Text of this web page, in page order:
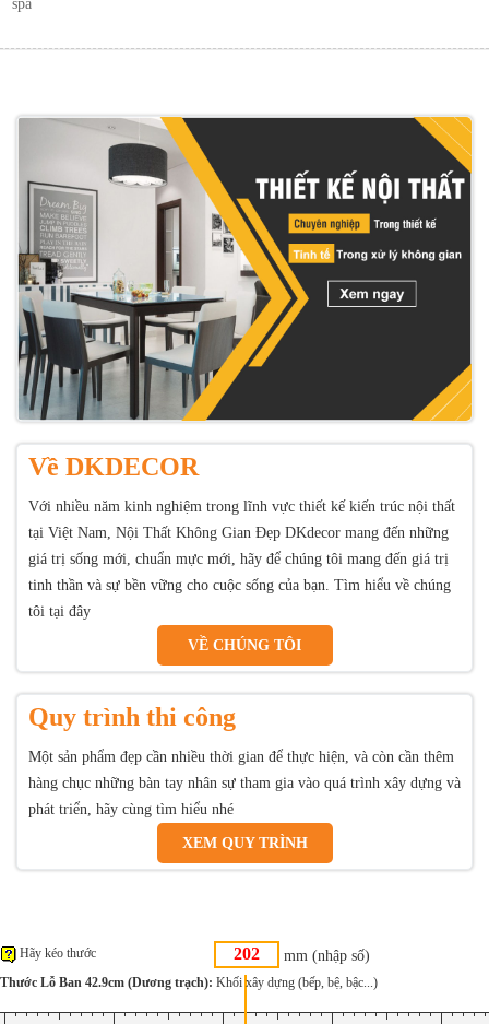
spa
Về DKDECOR
Với nhiều năm kinh nghiệm trong lĩnh vực thiết kế kiến trúc nội thất
tại Việt Nam, Nội Thất Không Gian Đẹp DKdecor mang đến những
giá trị sống mới, chuẩn mực mới, hãy để chúng tôi mang đến giá trị
tinh thần và sự bền vững cho cuộc sống của bạn. Tìm hiểu về chúng
tôi tại đây
VỀ CHÚNG TÔI
Quy trình thi công
Một sản phẩm đẹp cần nhiều thời gian để thực hiện, và còn cần thêm
hàng chục những bàn tay nhân sự tham gia vào quá trình xây dựng và
phát triển, hãy cùng tìm hiểu nhé
XEM QUY TRÌNH
mm (nhập số)
Hãy kéo thước
Thước Lỗ Ban 42.9cm (Dương trạch): Khối xây dựng (bếp, bệ, bậc...)